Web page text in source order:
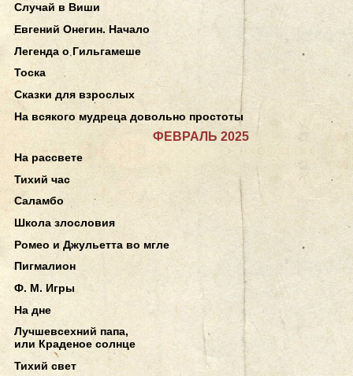
Случай в Виши
Евгений Онегин. Начало
Легенда о Гильгамеше
Тоска
Сказки для взрослых
На всякого мудреца довольно простоты
ФЕВРАЛЬ 2025
На рассвете
Тихий час
Саламбо
Школа злословия
Ромео и Джульетта во мгле
Пигмалион
Ф. М. Игры
На дне
Лучшевсехний папа,
или Краденое солнце
Тихий свет